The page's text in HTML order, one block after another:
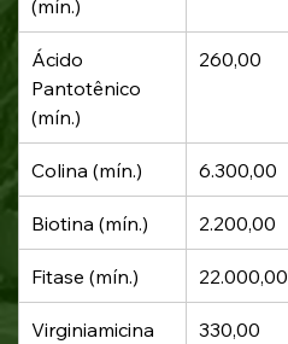
(mín.)
Ácido
Pantotênico
(mín.)
260,00
Colina (mín.) 6.300,00
Biotina (mín.) 2.200,00
Fitase (mín.) 22.000,00
Virginiamicina
330,00